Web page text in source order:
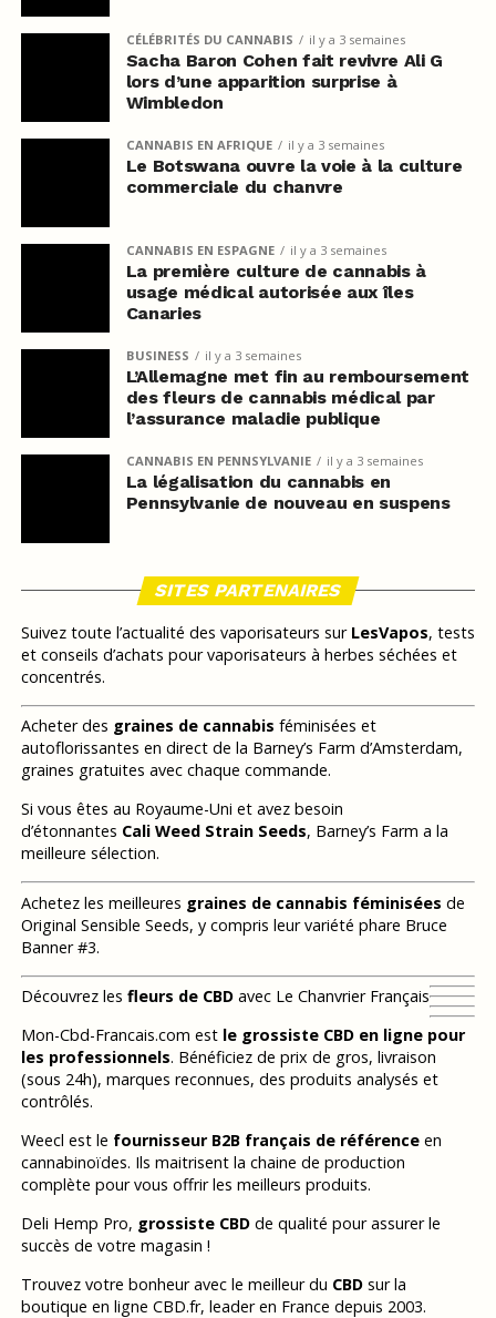
CÉLÉBRITÉS DU CANNABIS il y a 3 semaines
Sacha Baron Cohen fait revivre Ali G
lors d’une apparition surprise à
Wimbledon
CANNABIS EN AFRIQUE il y a 3 semaines
Le Botswana ouvre la voie à la culture
commerciale du chanvre
CANNABIS EN ESPAGNE il y a 3 semaines
La première culture de cannabis à
usage médical autorisée aux îles
Canaries
BUSINESS il y a 3 semaines
L’Allemagne met fin au remboursement
des fleurs de cannabis médical par
l’assurance maladie publique
CANNABIS EN PENNSYLVANIE il y a 3 semaines
La légalisation du cannabis en
Pennsylvanie de nouveau en suspens
SITES PARTENAIRES
Suivez toute l’actualité des vaporisateurs sur LesVapos, tests
et conseils d’achats pour vaporisateurs à herbes séchées et
concentrés.
Acheter des graines de cannabis féminisées et
autoflorissantes en direct de la Barney’s Farm d’Amsterdam,
graines gratuites avec chaque commande.
Si vous êtes au Royaume-Uni et avez besoin
d’étonnantes Cali Weed Strain Seeds, Barney’s Farm a la
meilleure sélection.
Achetez les meilleures graines de cannabis féminisées de
Original Sensible Seeds, y compris leur variété phare Bruce
Banner #3.
Découvrez les fleurs de CBDavec Le Chanvrier Français
Mon-Cbd-Francais.com est le grossiste CBD en ligne pour
les professionnels. Bénéficiez de prix de gros, livraison
(sous 24h), marques reconnues, des produits analysés et
contrôlés.
Weecl est le fournisseur B2B français de référenceen
cannabinoïdes. Ils maitrisent la chaine de production
complète pour vous offrir les meilleurs produits.
Deli Hemp Pro, grossiste CBDde qualité pour assurer le
succès de votre magasin !
Trouvez votre bonheur avec le meilleur du CBDsur la
boutique en ligne CBD.fr, leader en France depuis 2003.